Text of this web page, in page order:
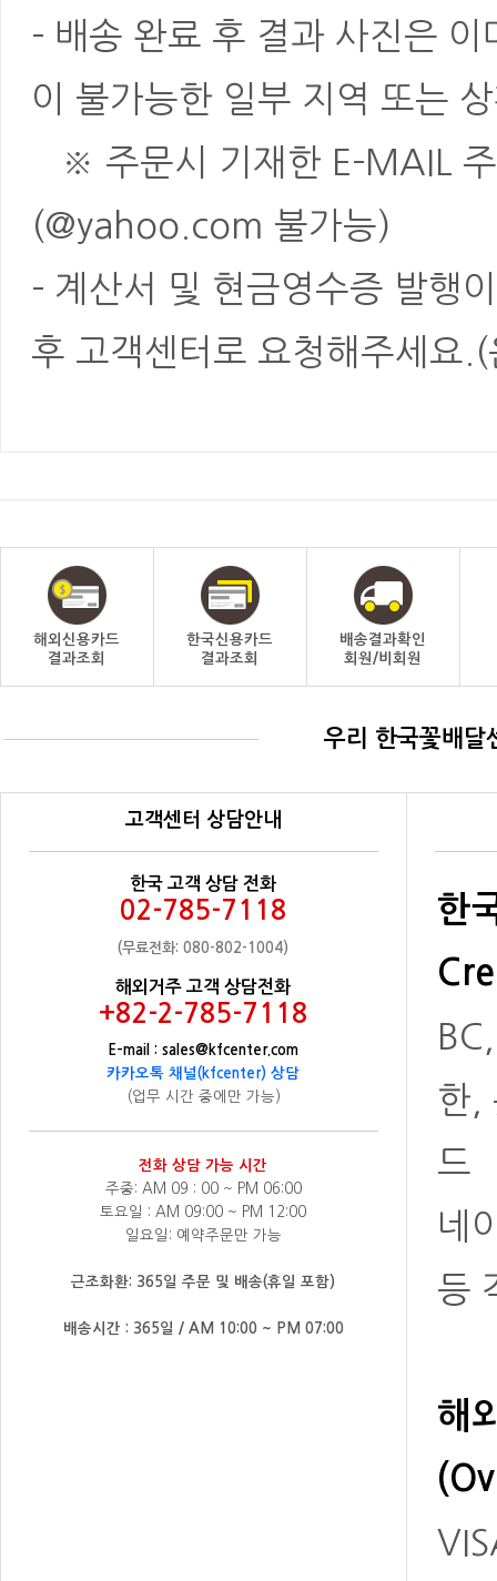
- 배송 완료 후 결과 사진은
이 불가능한 일부 지역 또는
※ 주문시 기재한 E-MAIL 주
(@yahoo.com 불가능)
- 계산서 및 현금영수증 발행
후 고객센터로 요청해주세요
해외신용카드
결과조회
한국신용카드
결과조회
배송결과확인
회원/비회원
우리 한국꽃배달
고객센터 상담안내
한국 고객 상담 전화
02-785-7118
(무료전화: 080-802-1004)
해외거주 고객 상담전화
+82-2-785-7118
E-mail : sales@kfcenter.com
카카오톡 채널(kfcenter) 상담
(업무 시간 중에만 가능)
전화 상담 가능 시간
주중: AM 09 : 00 ~ PM 06:00
토요일 : AM 09:00 ~ PM 12:00
일요일: 예약주문만 가능
근조화환: 365일 주문 및 배송(휴일 포함)
배송시간 : 365일 / AM 10:00 ~ PM 07:00
한
한,
드
네
등
해